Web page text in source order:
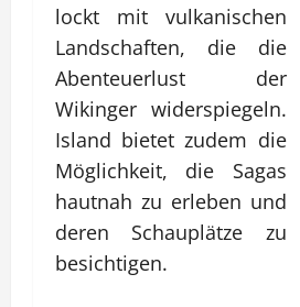
lockt mit vulkanischen
Landschaften, die die
Abenteuerlust der
Wikinger widerspiegeln.
Island bietet zudem die
Möglichkeit, die Sagas
hautnah zu erleben und
deren Schauplätze zu
besichtigen.